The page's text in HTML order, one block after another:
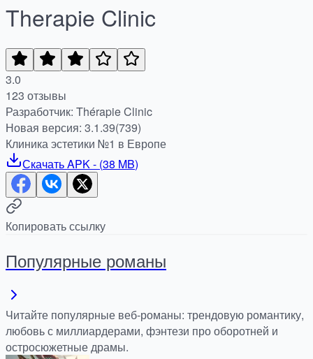
Therapie Clinic
3.0
123 отзывы
Разработчик: Thérapie Clinic
Новая версия: 3.1.39(739)
Клиника эстетики №1 в Европе
СкачатьAPK- (38 MB)
Копировать ссылку
Популярные романы
Читайте популярные веб-романы: трендовую романтику,
любовь с миллиардерами, фэнтези про оборотней и
остросюжетные драмы.